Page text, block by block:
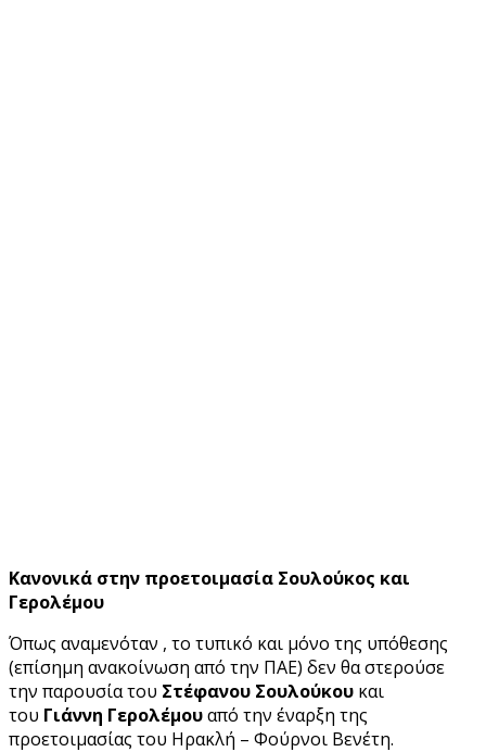
Kανονικά στην προετοιμασία Σουλούκος και
Γερολέμου
Όπως αναμενόταν , το τυπικό και μόνο της υπόθεσης
(επίσημη ανακοίνωση από την ΠΑΕ) δεν θα στερούσε
την παρουσία του Στέφανου Σουλούκου και
του Γιάννη Γερολέμουαπό την έναρξη της
προετοιμασίας του Ηρακλή – Φούρνοι Βενέτη.